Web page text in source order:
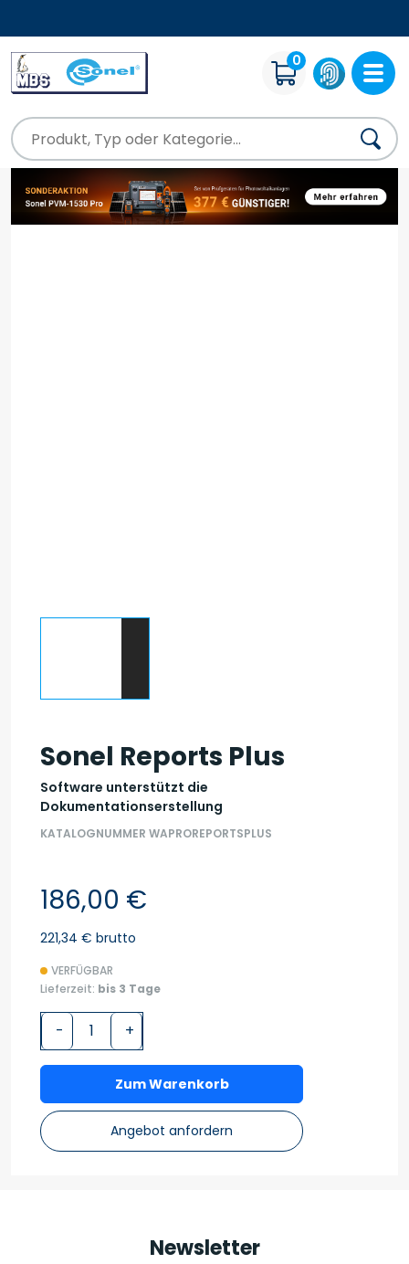
0
Sonel Reports Plus
Software unterstützt die
Dokumentationserstellung
KATALOGNUMMER WAPROREPORTSPLUS
186,00 €
221,34 € brutto
VERFÜGBAR
Lieferzeit: bis 3 Tage
- +
Zum Warenkorb
Angebot anfordern
Newsletter